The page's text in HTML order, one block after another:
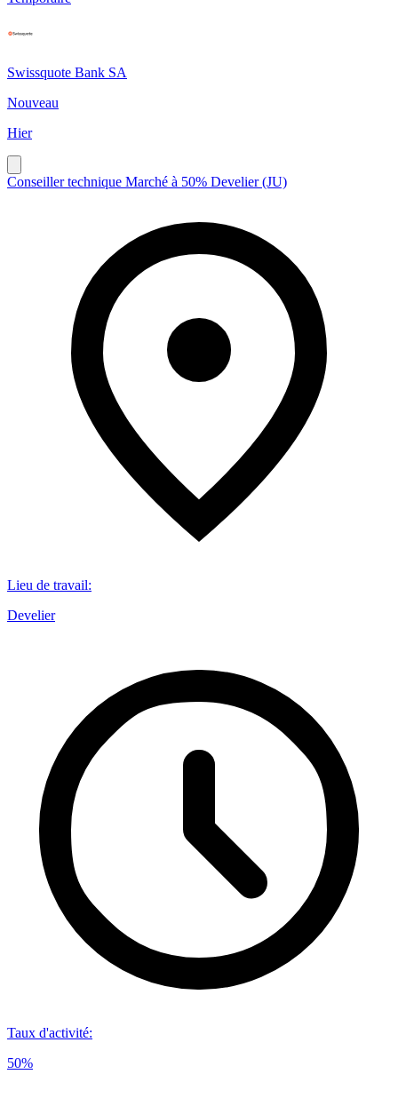
Swissquote Bank SA
Nouveau
Hier
Conseiller technique Marché à 50% Develier (JU)
Lieu de travail:
Develier
Taux d'activité:
50%